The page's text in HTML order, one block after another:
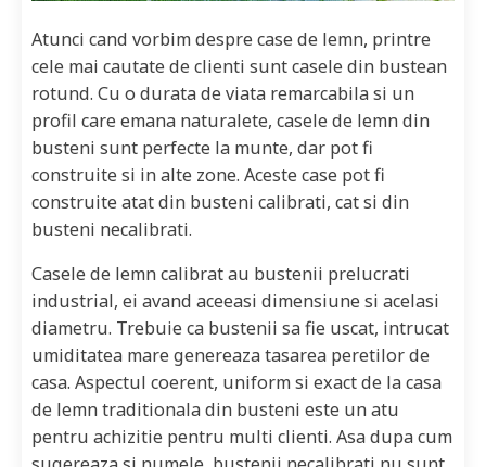
Atunci cand vorbim despre case de lemn, printre
cele mai cautate de clienti sunt casele din bustean
rotund. Cu o durata de viata remarcabila si un
profil care emana naturalete, casele de lemn din
busteni sunt perfecte la munte, dar pot fi
construite si in alte zone. Aceste case pot fi
construite atat din busteni calibrati, cat si din
busteni necalibrati.
Casele de lemn calibrat au bustenii prelucrati
industrial, ei avand aceeasi dimensiune si acelasi
diametru. Trebuie ca bustenii sa fie uscat, intrucat
umiditatea mare genereaza tasarea peretilor de
casa. Aspectul coerent, uniform si exact de la casa
de lemn traditionala din busteni este un atu
pentru achizitie pentru multi clienti. Asa dupa cum